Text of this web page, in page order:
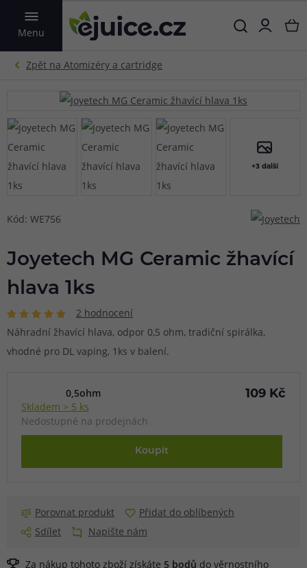
Menu
VYHLEDAT
+3 další
Kód: WE756
Joyetech MG Ceramic žhavící
hlava 1ks
2 hodnocení
Náhradní žhavící hlava, odpor 0,5 ohm, tradiční spirálka,
vhodné pro DL vaping, 1ks v balení.
0,5ohm
Skladem > 5 ks
Nedostupné na prodejnách
109 Kč
Koupit
Porovnat produkt
Přidat do oblíbených
Sdílet
Napište nám
Za nákup tohoto zboží získáte 5 bodů do věrnostního